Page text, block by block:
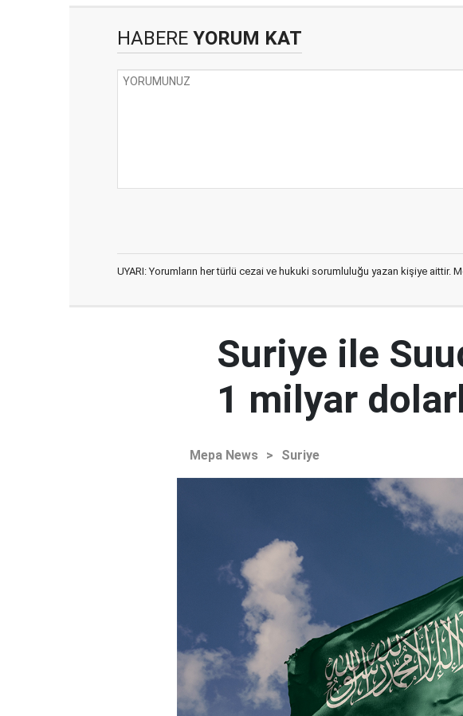
HABERE YORUM KAT
UYARI: Yorumların her türlü cezai ve hukuki sorumluluğu yazan kişiye aittir.
Suriye ile
1 milyar
Mepa News > Suriye